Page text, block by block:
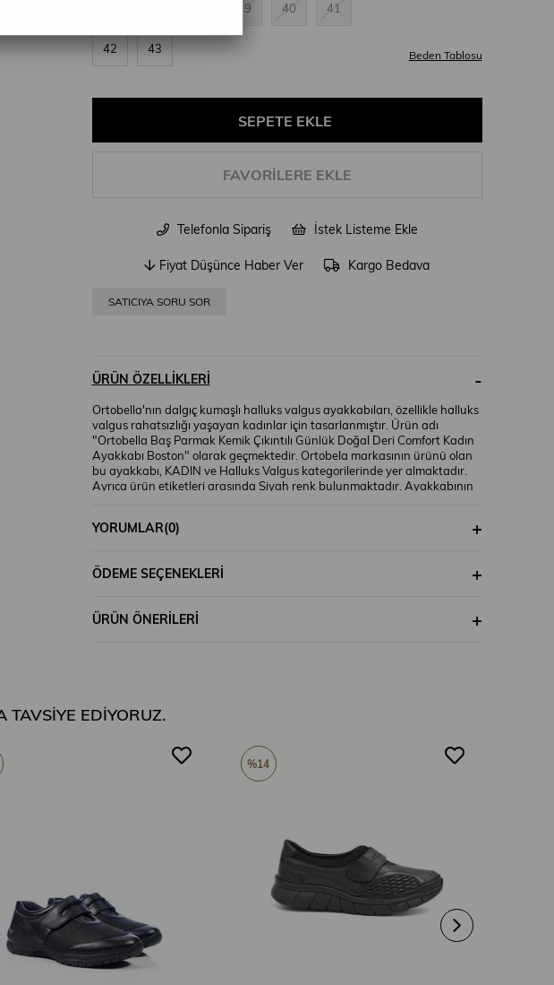
39 40 41
42 43 Beden Tablosu
FAVORILERE EKLE
Telefonla Sipariş İstek Listeme Ekle
Fiyat Düşünce Haber Ver Kargo Bedava
SATICIYA SORU SOR
ÜRÜN ÖZELLIKLERI
Ortobella'nın dalgıç kumaşlı halluks valgus ayakkabıları, özellikle halluks
valgus rahatsızlığı yaşayan kadınlar için tasarlanmıştır. Ürün adı
"Ortobella Baş Parmak Kemik Çıkıntılı Günlük Doğal Deri Comfort Kadın
Ayakkabı Boston" olarak geçmektedir. Ortobela markasının ürünü olan
bu ayakkabı, KADIN ve Halluks Valgus kategorilerinde yer almaktadır.
Ayrıca ürün etiketleri arasında Siyah renk bulunmaktadır. Ayakkabının
kadınların konforu ve sağlığı düşünülerek tasarlanmıştır. Dalgıç kumaşı
fazla detay için ortobella.com'u ziyaret edebilirsiniz.
YORUMLAR(0)
ÖDEME SEÇENEKLERI
ÜRÜN ÖNERILERI
EDIYORUZ.
%14